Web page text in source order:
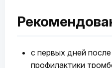
с первых дней
профилактики